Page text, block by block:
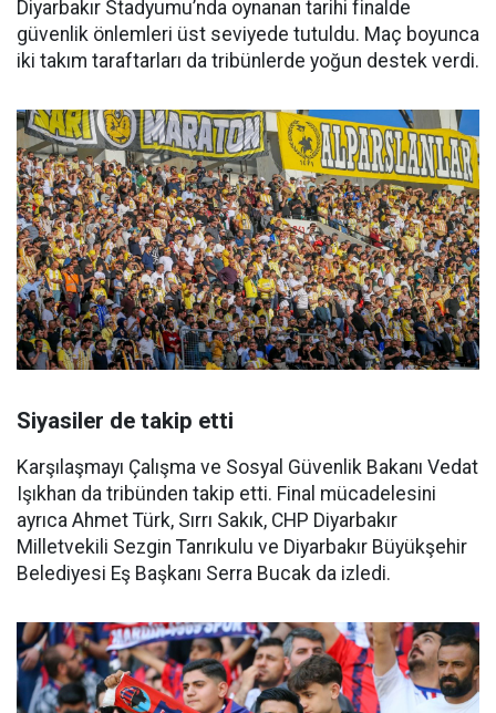
Diyarbakır Stadyumu’nda oynanan tarihi finalde
güvenlik önlemleri üst seviyede tutuldu. Maç boyunca
iki takım taraftarları da tribünlerde yoğun destek verdi.
Siyasiler de takip etti
Karşılaşmayı Çalışma ve Sosyal Güvenlik Bakanı Vedat
Işıkhan da tribünden takip etti. Final mücadelesini
ayrıca Ahmet Türk, Sırrı Sakık, CHP Diyarbakır
Milletvekili Sezgin Tanrıkulu ve Diyarbakır Büyükşehir
Belediyesi Eş Başkanı Serra Bucak da izledi.